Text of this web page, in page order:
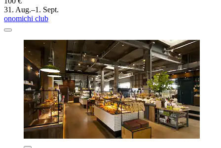
31. Aug.–1. Sept.
onomichi club